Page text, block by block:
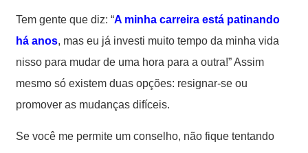
Tem gente que diz: “A minha carreira está patinando
há anos, mas eu já investi muito tempo da minha vida
nisso para mudar de uma hora para a outra!” Assim
mesmo só existem duas opções: resignar-se ou
promover as mudanças difíceis.
Se você me permite um conselho, não fique tentando